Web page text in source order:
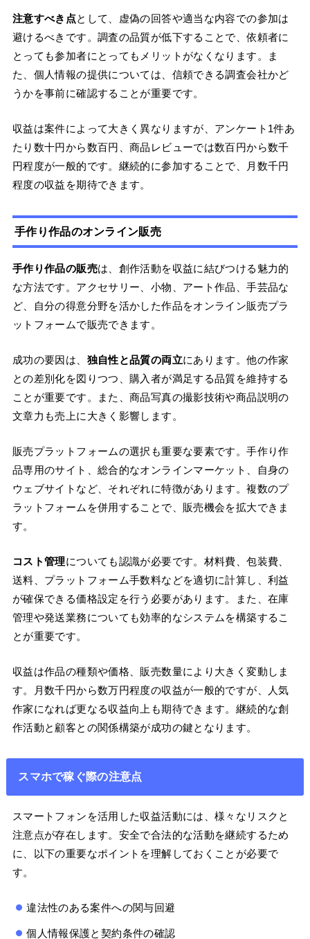
注意すべき点として、虚偽の回答や適当な内容での参加は
避けるべきです。調査の品質が低下することで、依頼者に
とっても参加者にとってもメリットがなくなります。ま
た、個人情報の提供については、信頼できる調査会社かど
うかを事前に確認することが重要です。
収益は案件によって大きく異なりますが、アンケート1件あ
たり数十円から数百円、商品レビューでは数百円から数千
円程度が一般的です。継続的に参加することで、月数千円
程度の収益を期待できます。
手作り作品のオンライン販売
手作り作品の販売は、創作活動を収益に結びつける魅力的
な方法です。アクセサリー、小物、アート作品、手芸品な
ど、自分の得意分野を活かした作品をオンライン販売プラ
ットフォームで販売できます。
成功の要因は、 独自性と品質の両立にあります。他の作家
との差別化を図りつつ、購入者が満足する品質を維持する
ことが重要です。また、商品写真の撮影技術や商品説明の
文章力も売上に大きく影響します。
販売プラットフォームの選択も重要な要素です。手作り作
品専用のサイト、総合的なオンラインマーケット、自身の
ウェブサイトなど、それぞれに特徴があります。複数のプ
ラットフォームを併用することで、販売機会を拡大できま
す。
コスト管理についても認識が必要です。材料費、包装費、
送料、プラットフォーム手数料などを適切に計算し、利益
が確保できる価格設定を行う必要があります。また、在庫
管理や発送業務についても効率的なシステムを構築するこ
とが重要です。
収益は作品の種類や価格、販売数量により大きく変動しま
す。月数千円から数万円程度の収益が一般的ですが、人気
作家になれば更なる収益向上も期待できます。継続的な創
作活動と顧客との関係構築が成功の鍵となります。
スマホで稼ぐ際の注意点
スマートフォンを活用した収益活動には、様々なリスクと
注意点が存在します。安全で合法的な活動を継続するため
に、以下の重要なポイントを理解しておくことが必要で
す。
違法性のある案件への関与回避
個人情報保護と契約条件の確認